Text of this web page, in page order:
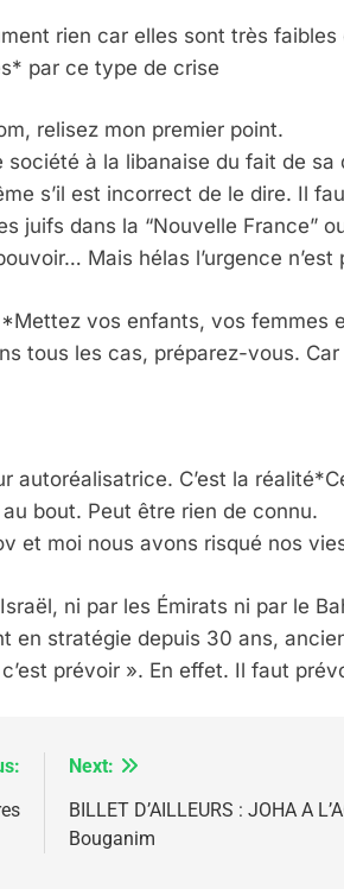
rien car elles sont très faibles
par ce type de crise
relisez mon premier point.
à la libanaise du fait de sa
s’il est incorrect de le dire. Il
juifs dans la “Nouvelle France”
Mais hélas l’urgence n’est
vos enfants, vos femmes
tous les cas, préparez-vous.
autoréalisatrice. C’est la
bout. Peut être rien de connu.
et moi nous avons risqué nos
ni par les Émirats ni par le
en stratégie depuis 30 ans,
prévoir ». En effet. Il faut
Next:
BILLET D’AILLEURS : JOHA A
Bouganim
Selon Le Rapport
: POURQUOI JE
– Jacques Hadida